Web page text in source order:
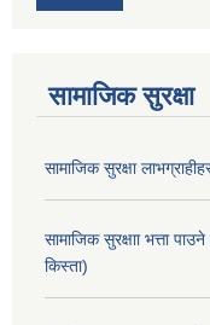
सामाजिक सुरक्षा
सामाजिक सुरक्षा
सामाजिक सुरक्षाा भत्ता
किस्ता)